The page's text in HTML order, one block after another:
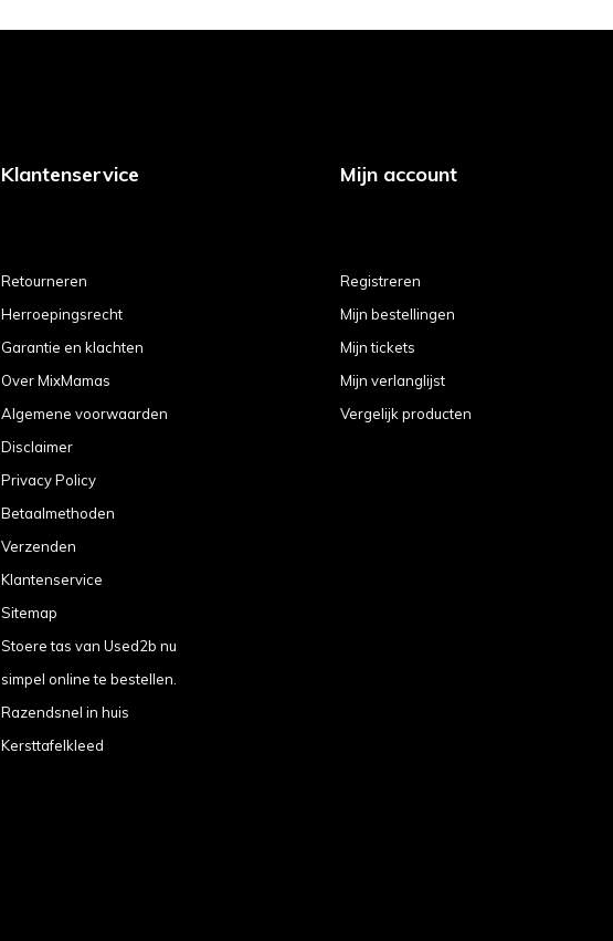
Klantenservice
Retourneren
Herroepingsrecht
Garantie en klachten
Over MixMamas
Algemene voorwaarden
Disclaimer
Privacy Policy
Betaalmethoden
Verzenden
Klantenservice
Sitemap
Stoere tas van Used2b nu
simpel online te bestellen.
Razendsnel in huis
Kersttafelkleed
Mijn account
Registreren
Mijn bestellingen
Mijn tickets
Mijn verlanglijst
Vergelijk producten